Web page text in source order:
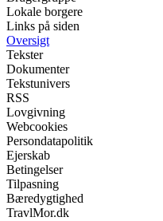
Lokale borgere
Links på siden
Oversigt
Tekster
Dokumenter
Tekstunivers
RSS
Lovgivning
Webcookies
Persondatapolitik
Ejerskab
Betingelser
Tilpasning
Bæredygtighed
TravlMor.dk